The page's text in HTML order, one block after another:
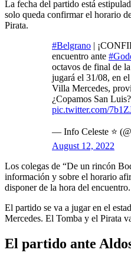
La fecha del partido está
solo queda confirmar el horario
Pirata.
#Belgrano |
encuentro ante
octavos de final de la
jugará el 31/08, en
Villa Mercedes,
¿Copamos San Luis?
pic.twitter.com/
— Info Celeste ⭐
August 12, 2022
Los colegas de “De un rincón
información y sobre el horario
disponer de la hora del encuentro.
El partido se va a jugar en el
Mercedes. El Tomba y el Pirata
El partido ante